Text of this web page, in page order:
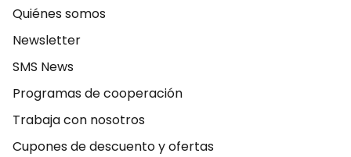
Quiénes somos
Newsletter
SMS News
Programas de cooperación
Trabaja con nosotros
Cupones de descuento y ofertas